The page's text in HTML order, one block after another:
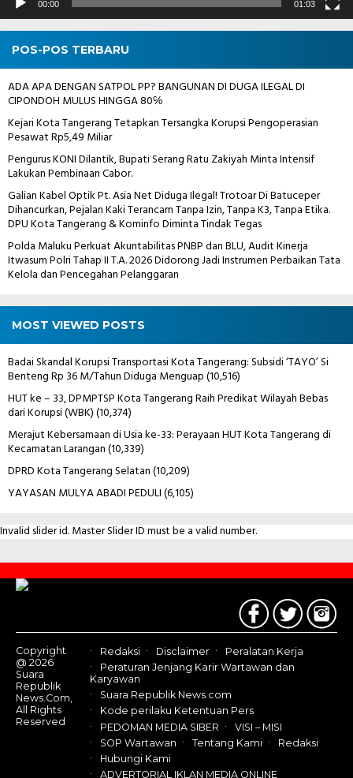
00:00 01:03
POS-POS TERBARU
ADA APA DENGAN SATPOL PP? BANGUNAN DI DUGA ILEGAL DI
CIPONDOH MULUS HINGGA 80℅
Kejari Kota Tangerang Tetapkan Tersangka Korupsi Pengoperasian
Pesawat Rp5,49 Miliar
Pengurus KONI Dilantik, Bupati Serang Ratu Zakiyah Minta Intensif
Lakukan Pembinaan Cabor.
Galian Kabel Optik Pt. Asia Net Diduga Ilegal! Trotoar Di Batuceper
Dihancurkan, Pejalan Kaki Terancam Tanpa Izin, Tanpa K3, Tanpa Etika.
DPU Kota Tangerang & Kominfo Diminta Tindak Tegas
Polda Maluku Perkuat Akuntabilitas PNBP dan BLU, Audit Kinerja
Itwasum Polri Tahap II T.A. 2026 Didorong Jadi Instrumen Perbaikan Tata
Kelola dan Pencegahan Pelanggaran
MOST VIEWED POSTS
Badai Skandal Korupsi Transportasi Kota Tangerang: Subsidi ‘TAYO’ Si
Benteng Rp 36 M/Tahun Diduga Menguap(10,516)
HUT ke – 33, DPMPTSP Kota Tangerang Raih Predikat Wilayah Bebas
dari Korupsi (WBK)(10,374)
Merajut Kebersamaan di Usia ke-33: Perayaan HUT Kota Tangerang di
Kecamatan Larangan(10,339)
DPRD Kota Tangerang Selatan(10,209)
YAYASAN MULYA ABADI PEDULI(6,105)
Invalid slider id. Master Slider ID must be a valid number.
Contact
Us
Copyright
@ 2026
Suara
Republik
News.Com,
All Rights
Reserved
Redaksi Disclaimer
Peralatan Kerja
Peraturan Jenjang Karir Wartawan dan
Karyawan
Suara Republik News.com
Kode perilaku Ketentuan Pers
PEDOMAN MEDIA SIBER
VISI – MISI
SOP Wartawan
Tentang Kami
Redaksi
Hubungi Kami
ADVERTORIAL IKLAN MEDIA ONLINE